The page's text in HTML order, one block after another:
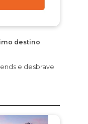
destino
e desbrave